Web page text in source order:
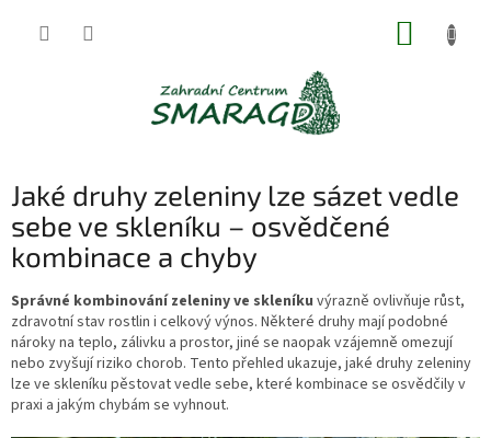
Jaké druhy zeleniny lze sázet vedle
sebe ve skleníku – osvědčené
kombinace a chyby
Správné kombinování zeleniny ve skleníku výrazně ovlivňuje růst,
zdravotní stav rostlin i celkový výnos. Některé druhy mají podobné
nároky na teplo, zálivku a prostor, jiné se naopak vzájemně omezují
nebo zvyšují riziko chorob. Tento přehled ukazuje, jaké druhy zeleniny
lze ve skleníku pěstovat vedle sebe, které kombinace se osvědčily v
praxi a jakým chybám se vyhnout.